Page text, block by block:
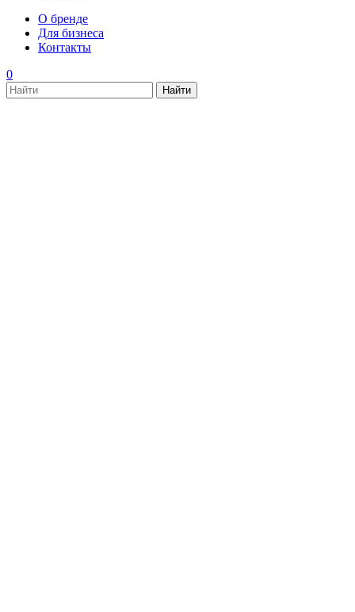
О бренде
Для бизнеса
Контакты
0